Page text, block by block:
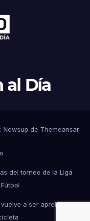
al Día
Newsup de Themeansar
del torneo de la Liga
a ser aprehendido